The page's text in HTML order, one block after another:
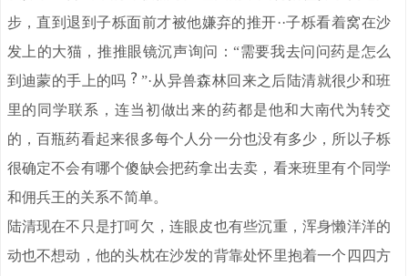
步，直到退到子栎面前才被他嫌弃的推开··子栎看着窝在沙
发上的大猫，推推眼镜沉声询问：“需要我去问问药是怎么
到迪蒙的手上的吗
”·从异兽森林回来之后陆清就很少和班
里的同学联系，连当初做出来的药都是他和大南代为转交
的，百瓶药看起来很多每个人分一分也没有多少，所以子栎
很确定不会有哪个傻缺会把药拿出去卖，看来班里有个同学
和佣兵王的关系不简单。
陆清现在不只是打呵欠，连眼皮也有些沉重，浑身懒洋洋的
动也不想动，他的头枕在沙发的背靠处怀里抱着一个四四方